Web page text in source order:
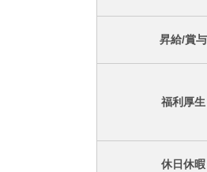
昇給/賞与
福利厚生
休日休暇